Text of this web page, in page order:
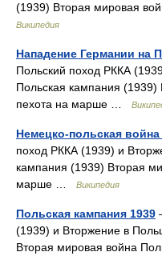
(1939) Вторая мировая
Википедия
Нападение Германии на
Польский поход РККА
Польская кампания
пехота на марше …
Немецко-польская война
поход РККА (1939) и
кампания (1939) Вторая
марше …
Википедия
Польская кампания 1939
(1939) и Вторжение в
Вторая мировая война